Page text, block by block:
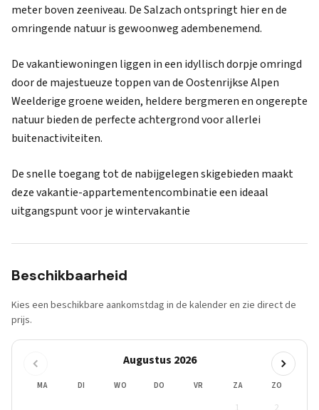
meter boven zeeniveau. De Salzach ontspringt hier en de
omringende natuur is gewoonweg adembenemend.
De vakantiewoningen liggen in een idyllisch dorpje omringd
door de majestueuze toppen van de Oostenrijkse Alpen
Weelderige groene weiden, heldere bergmeren en ongerepte
natuur bieden de perfecte achtergrond voor allerlei
buitenactiviteiten.
De snelle toegang tot de nabijgelegen skigebieden maakt
deze vakantie-appartementencombinatie een ideaal
uitgangspunt voor je wintervakantie
Beschikbaarheid
Kies een beschikbare aankomstdag in de kalender en zie direct de
prijs.
Augustus 2026
MA DI WO DO VR ZA ZO